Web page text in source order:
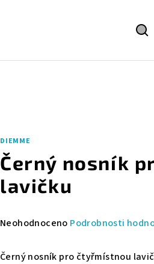
DIEMME
Černý nosník
lavičku
Průměrné
produktu
Neohodnoceno Podrobnosti
Černý nosník pro čtyřmístnou